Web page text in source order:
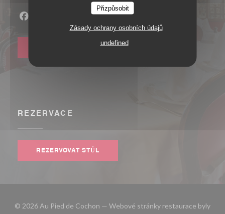
Přizpůsobit
Zásady ochrany osobních údajů
undefined
Facebook ((otevře se v novém okně))
Instagram ((otevře se v novém okně))
REZERVACE
REZERVOVAT STŮL
© 2026 Au Pied de Cochon — Webové stránky restaurace byly